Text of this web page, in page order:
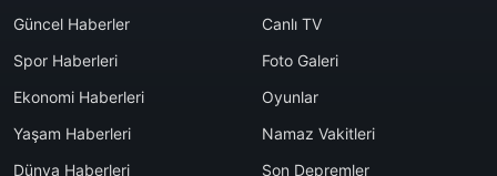
Güncel Haberler
Spor Haberleri
Ekonomi Haberleri
Yaşam Haberleri
Dünya Haberleri
Canlı TV
Foto Galeri
Oyunlar
Namaz Vakitleri
Son Depremler